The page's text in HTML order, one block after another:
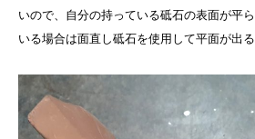
いので、自分の持っている砥石の表面が平
いる場合は面直し砥石を使用して平面が出る